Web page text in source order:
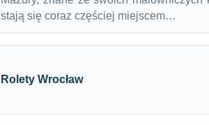
stają się coraz częściej miejscem…
Rolety Wrocław